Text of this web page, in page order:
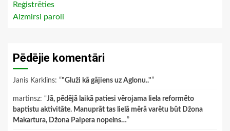
Reģistrēties
Aizmirsi paroli
Pēdējie komentāri
Janis Karklins: “"Gluži kā gājiens uz Aglonu.."”
martinsz: “Jā, pēdējā laikā patiesi vērojama liela reformēto
baptistu aktivitāte. Manuprāt tas lielā mērā varētu būt Džona
Makartura, Džona Paipera nopelns…”